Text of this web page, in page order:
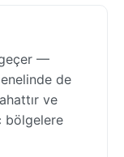
geçer —
de
ve
bölgelere